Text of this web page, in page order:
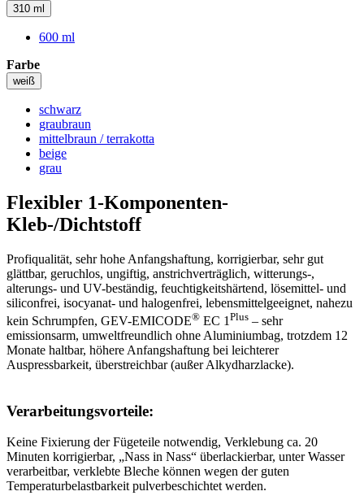
310 ml
600 ml
Farbe
weiß
schwarz
graubraun
mittelbraun / terrakotta
beige
grau
Flexibler 1-Komponenten-
Kleb-/Dichtstoff
Profiqualität, sehr hohe Anfangshaftung, korrigierbar, sehr gut
glättbar, geruchlos, ungiftig, anstrichverträglich, witterungs-,
alterungs- und UV-beständig, feuchtigkeitshärtend, lösemittel- und
siliconfrei, isocyanat- und halogenfrei, lebensmittelgeeignet, nahezu
kein Schrumpfen, GEV-EMICODE® EC 1 Plus – sehr
emissionsarm, umweltfreundlich ohne Aluminiumbag, trotzdem 12
Monate haltbar, höhere Anfangshaftung bei leichterer
Auspressbarkeit, überstreichbar (außer Alkydharzlacke).
Verarbeitungsvorteile:
Keine Fixierung der Fügeteile notwendig, Verklebung ca. 20
Minuten korrigierbar, „Nass in Nass“ überlackierbar, unter Wasser
verarbeitbar, verklebte Bleche können wegen der guten
Temperaturbelastbarkeit pulverbeschichtet werden.